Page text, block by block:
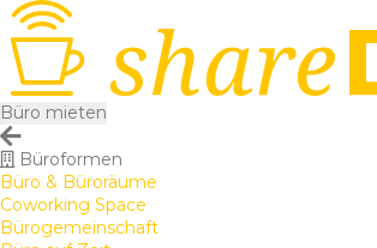
Büro mieten
Büroformen
Büro & Büroräume
Coworking Space
Bürogemeinschaft